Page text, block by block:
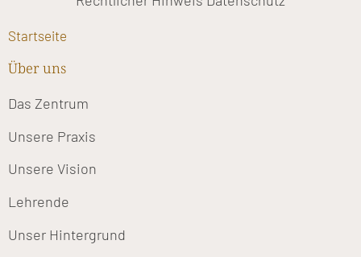
Startseite
Über uns
Das Zentrum
Unsere Praxis
Unsere Vision
Lehrende
Unser Hintergrund